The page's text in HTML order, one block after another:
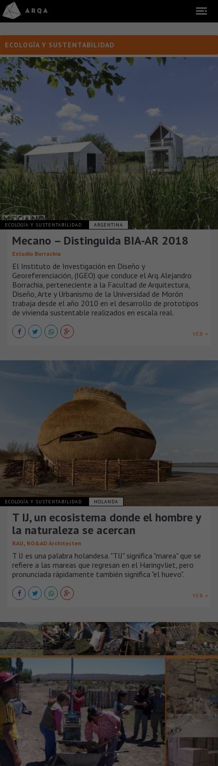
ECOLOGÍA Y SUSTENTABILIDAD
ECOLOGÍA Y SUSTENTABILIDAD ARGENTINA
Mecano – Distinguida BIA-AR 2018
Estudio Borrachia
El Instituto de Investigación en Diseño y
Georeferenciación, (IGEO) que conduce el Arq. Alejandro
Borrachia, perteneciente a la Facultad de Arquitectura,
Diseño, Arte y Urbanismo de la Universidad de Morón
trabaja desde el año 2010 en el desarrollo de prototipos
de vivienda sustentable realizados en escala real.
VER +
ECOLOGÍA Y SUSTENTABILIDAD HOLANDA
T IJ, un ecosistema donde el hombre y
la naturaleza se acercan
RAU, RO&AD Architecten
T IJ es una palabra holandesa. "TIJ" significa "marea" que se
refiere a las mareas que regresan en el Haringvliet, pero
pronunciada rápidamente también significa "el huevo".
VER +